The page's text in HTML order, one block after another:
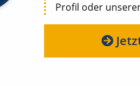
Profil oder